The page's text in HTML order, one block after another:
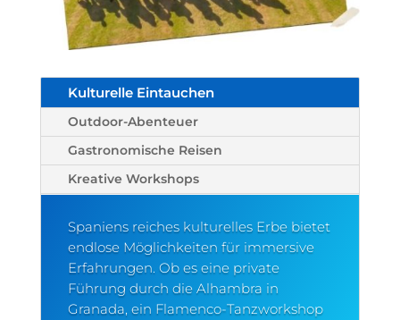
Kulturelle Eintauchen
Outdoor-Abenteuer
Gastronomische Reisen
Kreative Workshops
Spaniens reiches kulturelles Erbe bietet
endlose Möglichkeiten für immersive
Erfahrungen. Ob es eine private
Führung durch die Alhambra in
Granada, ein Flamenco-Tanzworkshop